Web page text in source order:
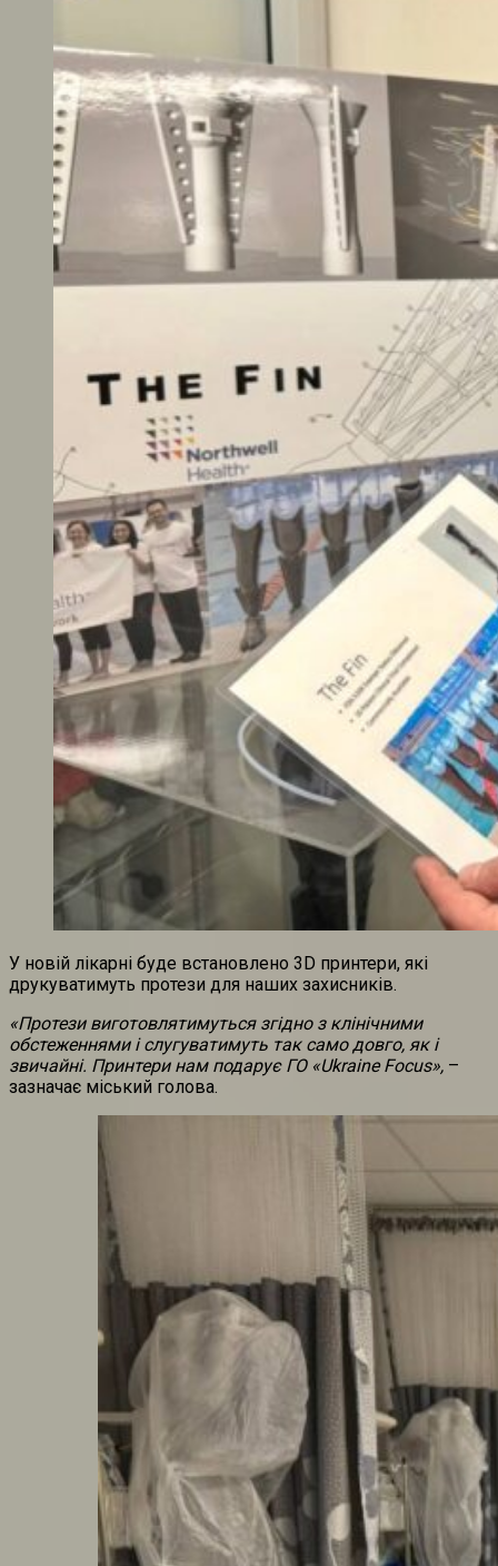
У новій лікарні буде встановлено 3D принтери, які
друкуватимуть протези для наших захисників.
«Протези виготовлятимуться згідно з клінічними
обстеженнями і слугуватимуть так само довго, як і
звичайні. Принтери нам подарує ГО «Ukraine Focus», –
зазначає міський голова.